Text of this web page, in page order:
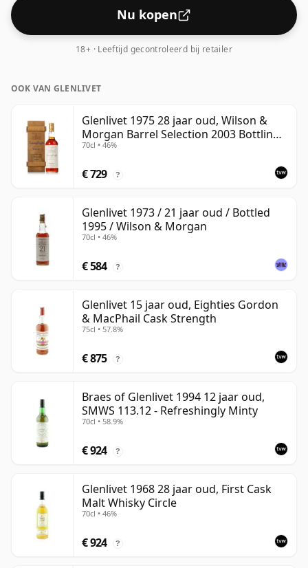
Nu kopen
18+ · Leeftijd gecontroleerd bij retailer
OOK VAN GLENLIVET
Glenlivet 1975 28 jaar oud, Wilson &
Morgan Barrel Selection 2003 Bottling
with Wooden Box
70cl • 46%
€ 729 ?
Glenlivet 1973 / 21 jaar oud / Bottled
1995 / Wilson & Morgan
70cl • 46%
€ 584 ?
Glenlivet 15 jaar oud, Eighties Gordon
& MacPhail Cask Strength
75cl • 57.8%
€ 875 ?
Braes of Glenlivet 1994 12 jaar oud,
SMWS 113.12 - Refreshingly Minty
70cl • 58.9%
€ 924 ?
Glenlivet 1968 28 jaar oud, First Cask
Malt Whisky Circle
70cl • 46%
€ 924 ?